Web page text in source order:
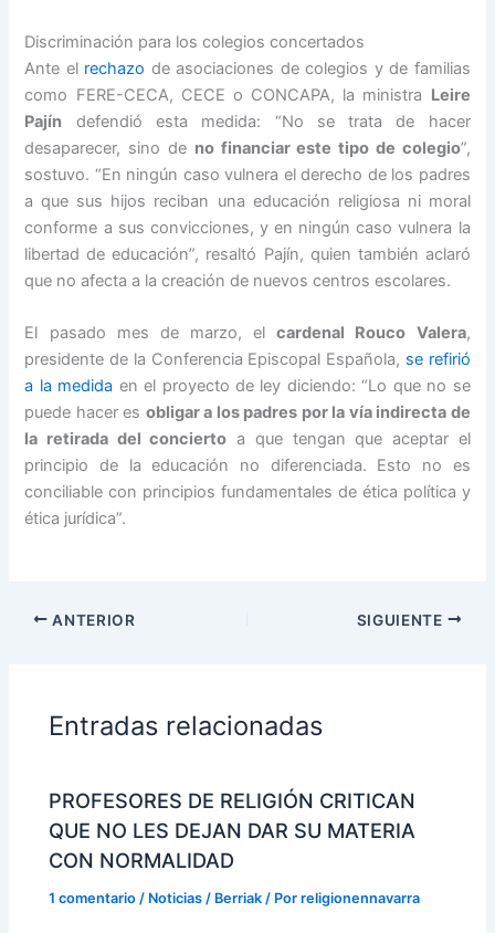
Discriminación para los colegios concertados
Ante el rechazo de asociaciones de colegios y de familias
como FERE-CECA, CECE o CONCAPA, la ministra Leire
Pajín defendió esta medida: “No se trata de hacer
desaparecer, sino de no financiar este tipo de colegio”,
sostuvo. “En ningún caso vulnera el derecho de los padres
a que sus hijos reciban una educación religiosa ni moral
conforme a sus convicciones, y en ningún caso vulnera la
libertad de educación”, resaltó Pajín, quien también aclaró
que no afecta a la creación de nuevos centros escolares.
El pasado mes de marzo, elcardenal Rouco Valera,
presidente de la Conferencia Episcopal Española, se refirió
a la medida en el proyecto de ley diciendo: “Lo que no se
puede hacer es obligar a los padres por la vía indirecta de
la retirada del concierto a que tengan que aceptar el
principio de la educación no diferenciada. Esto no es
conciliable con principios fundamentales de ética política y
ética jurídica”.
ANTERIOR SIGUIENTE
Entradas relacionadas
PROFESORES DE RELIGIÓN CRITICAN
QUE NO LES DEJAN DAR SU MATERIA
CON NORMALIDAD
1 comentario / Noticias / Berriak / Porreligionennavarra